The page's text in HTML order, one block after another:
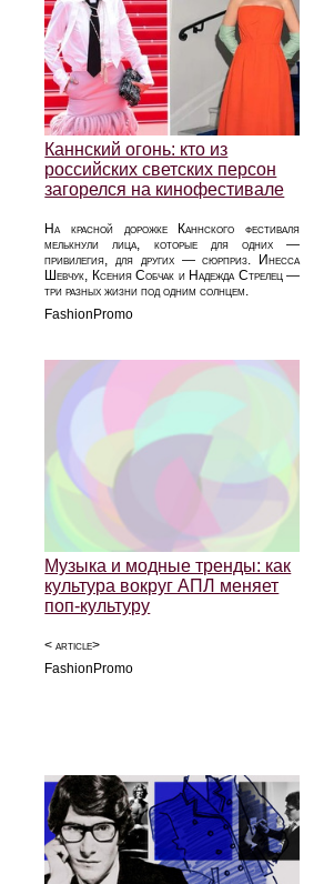
Каннский огонь: кто из
российских светских персон
загорелся на кинофестивале
На красной дорожке Каннского фестиваля
мелькнули лица, которые для одних —
привилегия, для других — сюрприз. Инесса
Шевчук, Ксения Собчак и Надежда Стрелец —
три разных жизни под одним солнцем.
FashionPromo
Музыка и модные тренды: как
культура вокруг АПЛ меняет
поп-культуру
< article>
FashionPromo